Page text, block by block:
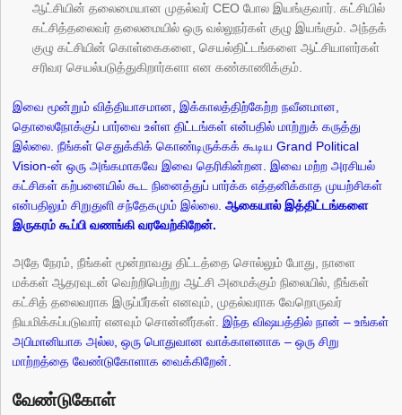
ஆட்சியின் தலைமையான முதல்வர் CEO போல இயங்குவார். கட்சியில்
கட்சித்தலைவர் தலைமையில் ஒரு வல்லுநர்கள் குழு இயங்கும். அந்தக்
குழு கட்சியின் கொள்கைகளை, செயல்திட்டங்களை ஆட்சியாளர்கள்
சரிவர செயல்படுத்துகிறார்களா என கண்காணிக்கும்.
இவை மூன்றும் வித்தியாசமான, இக்காலத்திற்கேற்ற நவீனமான,
தொலைநோக்குப் பார்வை உள்ள திட்டங்கள் என்பதில் மாற்றுக் கருத்து
இல்லை. நீங்கள் செதுக்கிக் கொண்டிருக்கக் கூடிய Grand Political
Vision-ன் ஒரு அங்கமாகவே இவை தெரிகின்றன. இவை மற்ற அரசியல்
கட்சிகள் கற்பனையில் கூட நினைத்துப் பார்க்க எத்தனிக்காத முயற்சிகள்
என்பதிலும் சிறுதுளி சந்தேகமும் இல்லை.ஆகையால் இத்திட்டங்களை
இருகரம் கூப்பி வணங்கி வரவேற்கிறேன்.
அதே நேரம், நீங்கள் மூன்றாவது திட்டத்தை சொல்லும் போது, நாளை
மக்கள் ஆதரவுடன் வெற்றிபெற்று ஆட்சி அமைக்கும் நிலையில், நீங்கள்
கட்சித் தலைவராக இருப்பீர்கள் எனவும், முதல்வராக வேறொருவர்
நியமிக்கப்படுவார் எனவும் சொன்னீர்கள்.இந்த விஷயத்தில் நான் – உங்கள்
அபிமானியாக அல்ல, ஒரு பொதுவான வாக்காளனாக – ஒரு சிறு
மாற்றத்தை வேண்டுகோளாக வைக்கிறேன்.
வேண்டுகோள்